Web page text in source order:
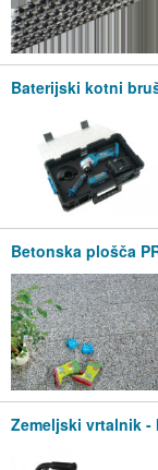
Baterijski kotni
Betonska plošča
Zemeljski vrtalnik -